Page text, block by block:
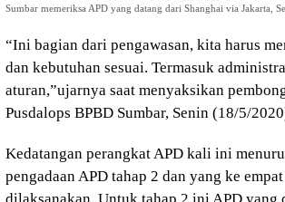
Sumbar memeriksa APD yang datang dari Shanghai via Jakarta,
“Ini bagian dari pengawasan, kita harus
dan kebutuhan sesuai. Termasuk
aturan,”ujarnya saat menyaksikan
Pusdalops BPBD Sumbar, Senin (18/5/
Kedatangan perangkat APD kali ini
pengadaan APD tahap 2 dan yang ke
dilaksanakan. Untuk tahap 2 ini APD yang